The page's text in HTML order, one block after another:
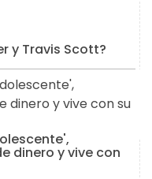
y Travis Scott?
dinero y vive con